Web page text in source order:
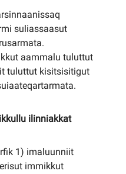
suliassaasut
aammalu tuluttut
tuluttut kisitsisitigut
ilinniakkat
1) imaluunniit
immikkut